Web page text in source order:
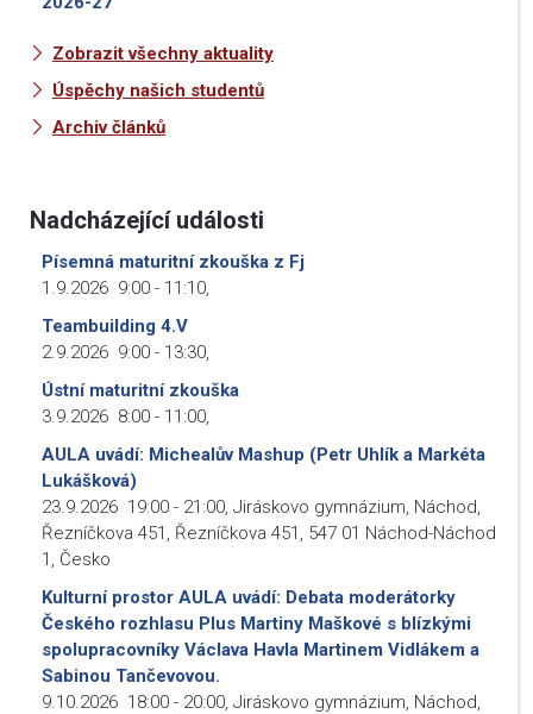
Zobrazit všechny aktuality
Úspěchy našich studentů
Archiv článků
Nadcházející události
Písemná maturitní zkouška z Fj
1.9.2026 9:00 - 11:10,
Teambuilding 4.V
2.9.2026 9:00 - 13:30,
Ústní maturitní zkouška
3.9.2026 8:00 - 11:00,
AULA uvádí: Michealův Mashup (Petr Uhlík a Markéta
Lukášková)
23.9.2026 19:00 - 21:00, Jiráskovo gymnázium, Náchod,
Řezníčkova 451, Řezníčkova 451, 547 01 Náchod-Náchod
1, Česko
Kulturní prostor AULA uvádí: Debata moderátorky
Českého rozhlasu Plus Martiny Maškové s blízkými
spolupracovníky Václava Havla Martinem Vidlákem a
Sabinou Tančevovou.
9.10.2026 18:00 - 20:00, Jiráskovo gymnázium, Náchod,